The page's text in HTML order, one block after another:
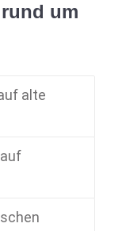
um
alte